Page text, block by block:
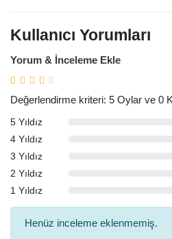
Kullanıcı Yorumları
Yorum & İnceleme Ekle
Değerlendirme kriteri: 5 Oylar ve 0
5 Yıldız
4 Yıldız
3 Yıldız
2 Yıldız
1 Yıldız
Henüz inceleme eklenmemiş.